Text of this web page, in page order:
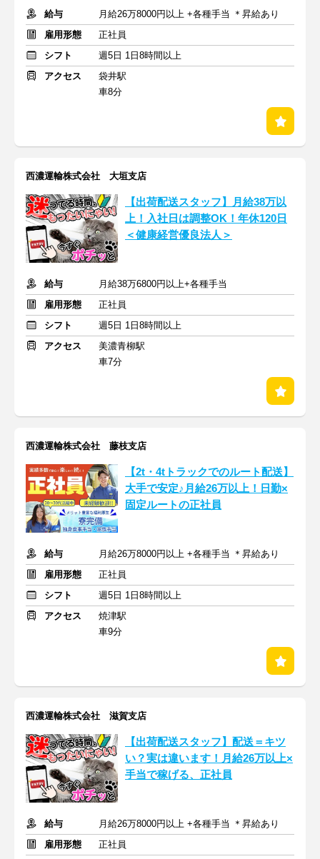
給与
月給26万8000円以上 +各種手当 ＊昇給あり
雇用形態
正社員
シフト
週5日 1日8時間以上
アクセス
袋井駅
車8分
西濃運輸株式会社 大垣支店
【出荷配送スタッフ】月給38万以
上！入社日は調整OK！年休120日
＜健康経営優良法人＞
給与
月給38万6800円以上+各種手当
雇用形態
正社員
シフト
週5日 1日8時間以上
アクセス
美濃青柳駅
車7分
西濃運輸株式会社 藤枝支店
【2t・4tトラックでのルート配送】
大手で安定♪月給26万以上！日勤×
固定ルートの正社員
給与
月給26万8000円以上 +各種手当 ＊昇給あり
雇用形態
正社員
シフト
週5日 1日8時間以上
アクセス
焼津駅
車9分
西濃運輸株式会社 滋賀支店
【出荷配送スタッフ】配送＝キツ
い？実は違います！月給26万以上×
手当で稼げる、正社員
給与
月給26万8000円以上 +各種手当 ＊昇給あり
雇用形態
正社員